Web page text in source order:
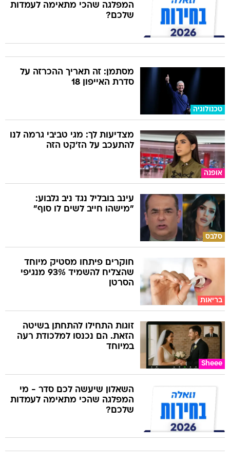
המפלגה שהכי מתאימה לעמדות
שלכם?
טכנולוגיה
מסתמן: זה תאריך ההכרזה על
סדרת האייפון 18
אופנה
מצדיעות לך: מגי טביבי גרמה לנו
להתעכב על הז'קט הזה
סלבס
עינב בובליל נגד ניב גלבוע:
"מישהו חייב לשים לו סוף"
בריאות
חוקרים פיתחו מסטיק מיוחד
שהצליח להשמיד 93% מנגיפי
הסרטן
Sheee
זוגות התחילו להתחתן בשיטה
הזאת. הם נכנסו למלכודת רעה
במיוחד
השאלון שיעשה לכם סדר - מי
המפלגה שהכי מתאימה לעמדות
שלכם?